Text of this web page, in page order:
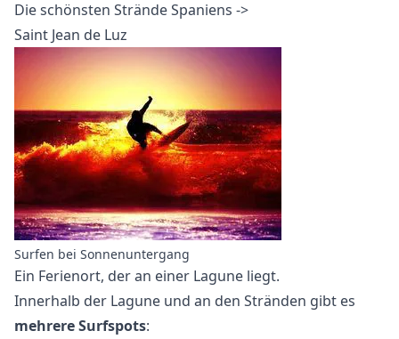
Die schönsten Strände Spaniens ->
Saint Jean de Luz
Surfen bei Sonnenuntergang
Ein Ferienort, der an einer Lagune liegt.
Innerhalb der Lagune und an den Stränden gibt es
mehrere Surfspots: